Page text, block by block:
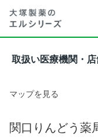
取扱い医療機関・店
マップを見る
関口りんどう薬